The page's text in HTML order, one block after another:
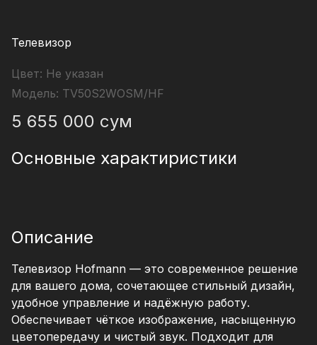
Телевизор
Цвет: Не указан
Модель: TV50S2WOSM/HF
5 655 000 сум
Основные характиристики
Описание
Телевизор Hofmann — это современное решение
для вашего дома, сочетающее стильный дизайн,
удобное управление и надёжную работу.
Обеспечивает чёткое изображение, насыщенную
цветопередачу и чистый звук. Подходит для